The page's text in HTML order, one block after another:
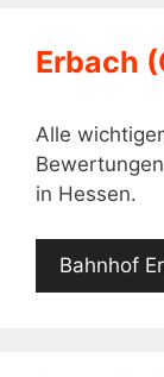
Erbach
Alle
in Hessen.
Bahnhof